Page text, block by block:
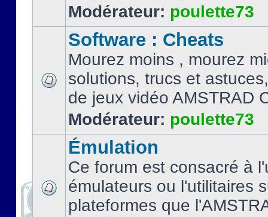
Modérateur: poulette73
Software : Cheats
Mourez moins , mourez
solutions, trucs et
de jeux vidéo AMSTRAD
Modérateur: poulette73
Émulation
Ce forum est consacré à
émulateurs ou l'utilitaires
plateformes que